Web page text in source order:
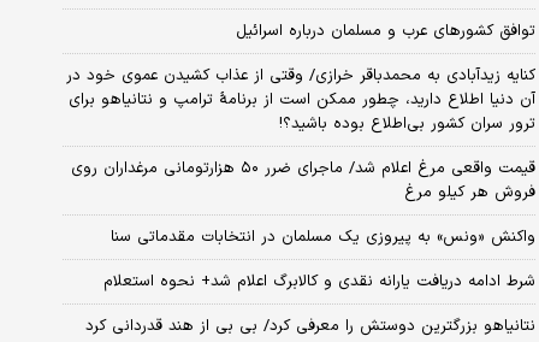
توافق کشورهای عرب و مسلمان درباره اسرائیل
کنایه زیدآبادی به محمدباقر خرازی/ وقتی از عذاب کشیدن عموی خود در
آن دنیا اطلاع دارید، چطور ممکن است از برنامهٔ ترامپ و نتانیاهو برای
ترور سران کشور بی‌اطلاع بوده باشید؟!
قیمت واقعی مرغ اعلام شد/ ماجرای ضرر ۵۰ هزارتومانی مرغداران روی
فروش هر کیلو مرغ
واکنش «ونس» به پیروزی یک مسلمان در انتخابات مقدماتی سنا
شرط ادامه دریافت یارانه نقدی و کالابرگ اعلام شد+ نحوه استعلام
نتانیاهو بزرگترین دوستش را معرفی کرد/ بی بی از هند قدردانی کرد